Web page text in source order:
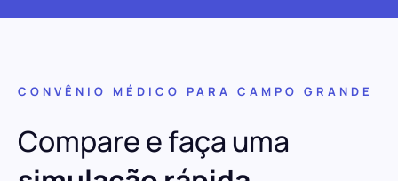
CONVÊNIO MÉDICO PARA CAMPO GRANDE
Compare e faça uma